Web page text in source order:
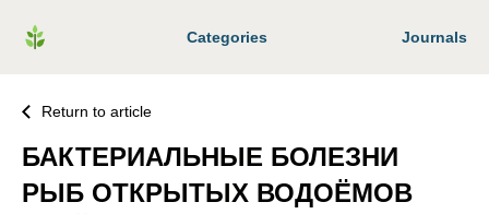
Categories Journals
Return to article
БАКТЕРИАЛЬНЫЕ БОЛЕЗНИ
РЫБ ОТКРЫТЫХ ВОДОЁМОВ